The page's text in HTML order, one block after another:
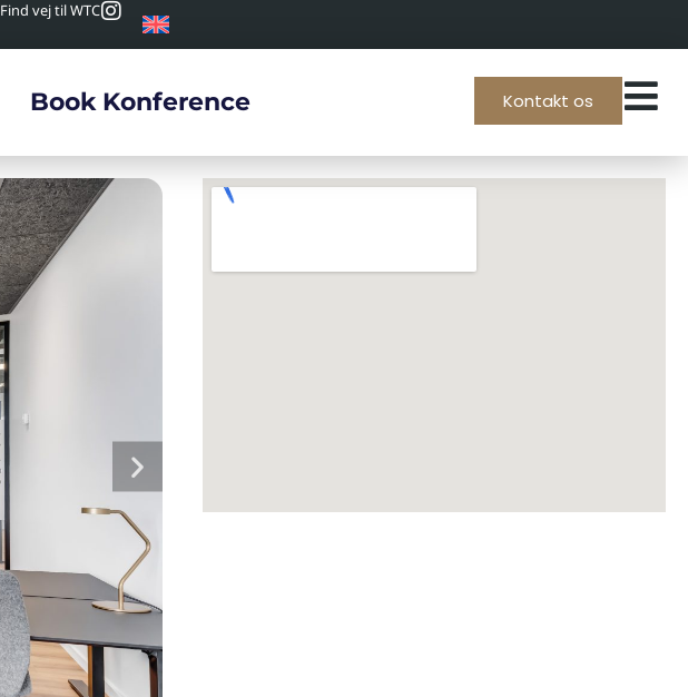
Find vej til WTC
Book Konference Kontakt os